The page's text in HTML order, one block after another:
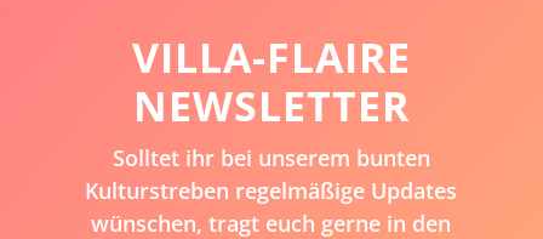
VILLA-FLAIRE
NEWSLETTER
Solltet ihr bei unserem bunten
Kulturstreben regelmäßige Updates
wünschen, tragt euch gerne in den